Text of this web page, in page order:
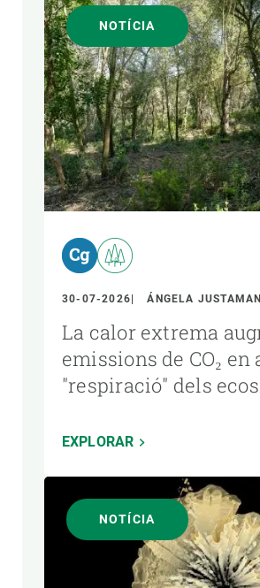
NOTÍCIA
30-07-2026 ÁNGELA
La calor extrema
emissions de CO₂
"respiració" dels
EXPLORAR
NOTÍCIA